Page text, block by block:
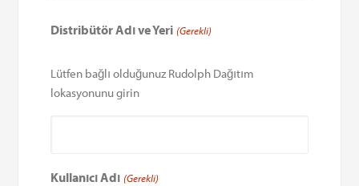
Distribütör Adı ve Yeri (Gerekli)
Lütfen bağlı olduğunuz Rudolph Dağıtım
lokasyonunu girin
Kullanıcı Adı (Gerekli)